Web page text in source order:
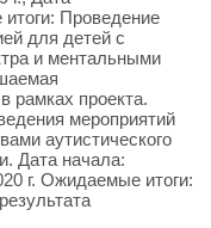
Проведение
для детей с
и ментальными
рамках проекта.
мероприятий
аутистического
Дата начала:
г. Ожидаемые итоги: